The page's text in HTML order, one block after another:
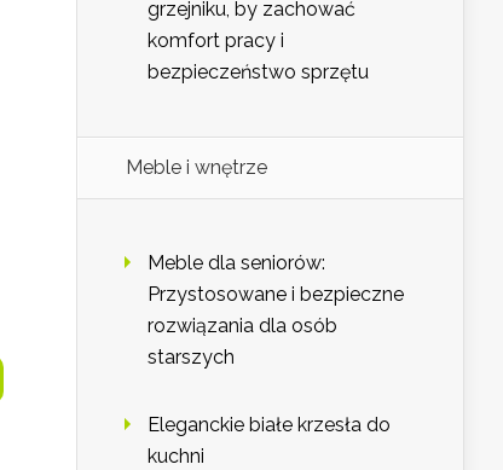
grzejniku, by zachować
komfort pracy i
bezpieczeństwo sprzętu
Meble i wnętrze
Meble dla seniorów:
Przystosowane i bezpieczne
rozwiązania dla osób
starszych
Eleganckie białe krzesła do
kuchni